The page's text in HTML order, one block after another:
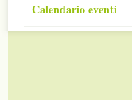
Calendario eventi